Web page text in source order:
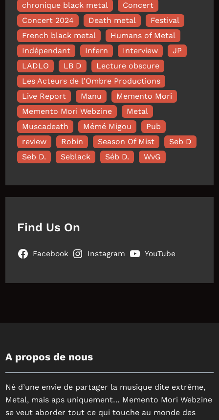
chronique black metal
Concert
Concert 2024
Death metal
Festival
French black metal
Humans of Metal
Indépendant
Infern Interview
JP
LADLO
LB D
Lecture obscure
Les Acteurs de l'Ombre Productions
Live Report
Manu
Memento Mori
Memento Mori Webzine
Metal
Muscadeath
Mémé Migou
Pub
review
Robin Season Of Mist
Seb D
Seb D.
Seblack Séb D. WvG
Find Us On
Facebook Instagram YouTube
A propos de nous
Né d’une envie de partager la musique dite extrême,
Metal, mais aps uniquement… Memento Mori Webzine
se veut aborder tout ce qui touche au monde des